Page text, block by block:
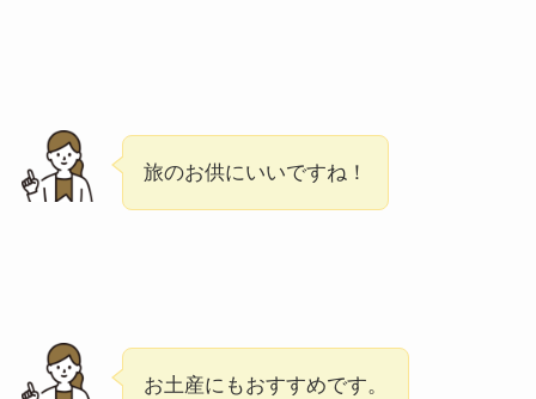
旅のお供にいいですね！
お土産にもおすすめです。